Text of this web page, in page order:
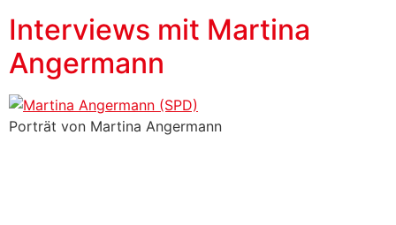
Interviews mit Martina
Angermann
Porträt von Martina Angermann